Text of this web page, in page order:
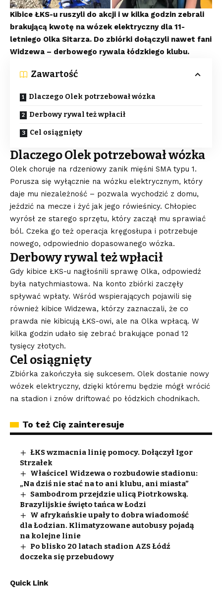
Kibice ŁKS-u ruszyli do akcji i w kilka godzin zebrali
brakującą kwotę na wózek elektryczny dla 11-
letniego Olka Sitarza. Do zbiórki dołączyli nawet fani
Widzewa – derbowego rywala łódzkiego klubu.
Zawartość
Dlaczego Olek potrzebował wózka
Derbowy rywal też wpłacił
Cel osiągnięty
Dlaczego Olek potrzebował wózka
Olek choruje na rdzeniowy zanik mięśni SMA typu 1.
Porusza się wyłącznie na wózku elektrycznym, który
daje mu niezależność – pozwala wychodzić z domu,
jeździć na mecze i żyć jak jego rówieśnicy. Chłopiec
wyrósł ze starego sprzętu, który zaczął mu sprawiać
ból. Czeka go też operacja kręgosłupa i potrzebuje
nowego, odpowiednio dopasowanego wózka.
Derbowy rywal też wpłacił
Gdy kibice ŁKS-u nagłośnili sprawę Olka, odpowiedź
była natychmiastowa. Na konto zbiórki zaczęły
spływać wpłaty. Wśród wspierających pojawili się
również kibice Widzewa, którzy zaznaczali, że co
prawda nie kibicują ŁKS-owi, ale na Olka wpłacą. W
kilka godzin udało się zebrać brakujące ponad 12
tysięcy złotych.
Cel osiągnięty
Zbiórka zakończyła się sukcesem. Olek dostanie nowy
wózek elektryczny, dzięki któremu będzie mógł wrócić
na stadion i znów driftować po łódzkich chodnikach.
To też Cię zainteresuje
ŁKS wzmacnia linię pomocy. Dołączył Igor
Strzałek
Właścicel Widzewa o rozbudowie stadionu:
„Na dziś nie stać na to ani klubu, ani miasta”
Sambodrom przejdzie ulicą Piotrkowską.
Brazylijskie święto tańca w Łodzi
W afrykańskie upały to dobra wiadomość
dla Łodzian. Klimatyzowane autobusy pojadą
na kolejne linie
Po blisko 20 latach stadion AZS Łódź
doczeka się przebudowy
Quick Link